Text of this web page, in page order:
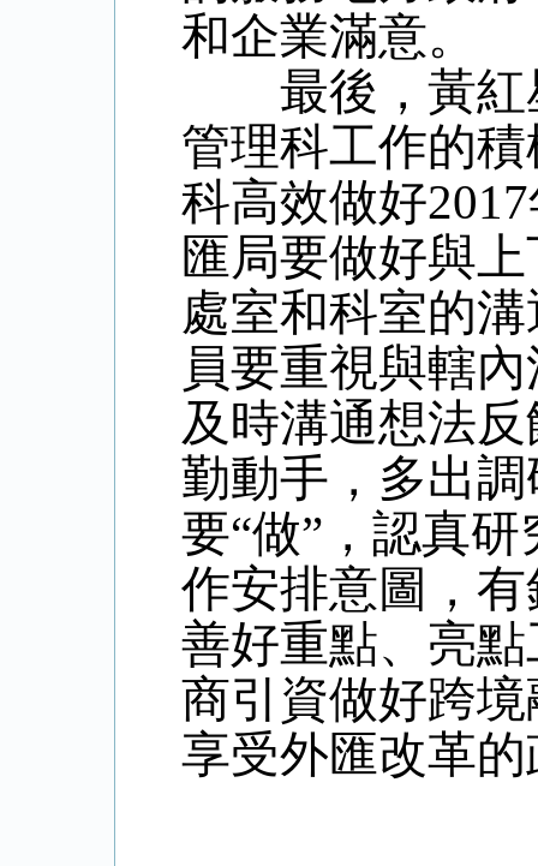
和企業滿意。
最後，黃紅
管理科工作的
科高效做好
匯局要做好與
處室和科室的
員要重視與轄
及時溝通想法
勤動手，多出
要“做”，認真
作安排意圖，
善好重點、亮
商引資做好跨
享受外匯改革